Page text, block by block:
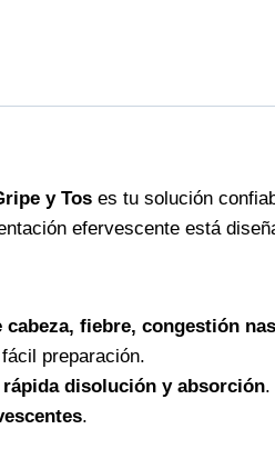
y Tos es tu solución
efervescente está
cabeza, fiebre, congestión
preparación.
rápida disolución y absorción.
.